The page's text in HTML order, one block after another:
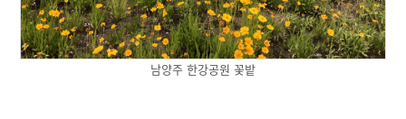
남양주 한강공원 꽃밭